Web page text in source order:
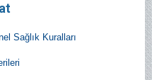
Sağlık Kuralları